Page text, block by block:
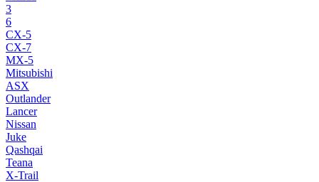
3
6
CX-5
CX-7
MX-5
Mitsubishi
ASX
Outlander
Lancer
Nissan
Juke
Qashqai
Teana
X-Trail